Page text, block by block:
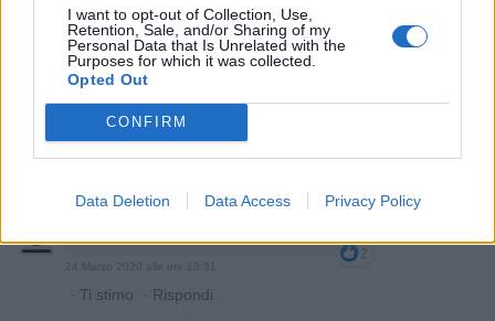
I want to opt-out of Collection, Use,
Retention, Sale, and/or Sharing of my
Personal Data that Is Unrelated with the
Purposes for which it was collected.
Opted Out
CONFIRM
Data Deletion Data Access Privacy Policy
24 Marzo 2020 alle ore 09:58
·Ti stimo ·Rispondi
Fritulainversa79
bagno😂😂😂😂😂😂😂
2
24 Marzo 2020 alle ore 13:51
· Ti stimo · Rispondi